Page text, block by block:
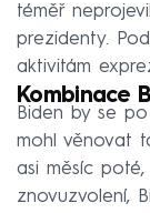
téměř
prezidenty.
aktivitám
Kombinace
Biden by se
mohl věnovat
asi měsíc
znovuzvolení,